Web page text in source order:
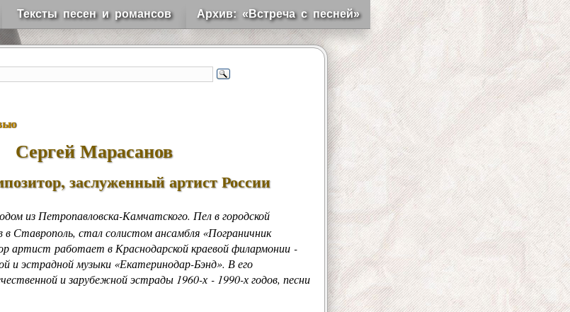
Тексты песен и романсов Архив: «Встреча с песней»
Сергей Марасанов
заслуженный артист России
из Петропавловска-Камчатского. Пел в городской
в Ставрополь, стал солистом ансамбля «Пограничник
артист работает в Краснодарской краевой филармонии -
и эстрадной музыки «Екатеринодар-Бэнд». В его
и зарубежной эстрады 1960-х - 1990-х годов, песни